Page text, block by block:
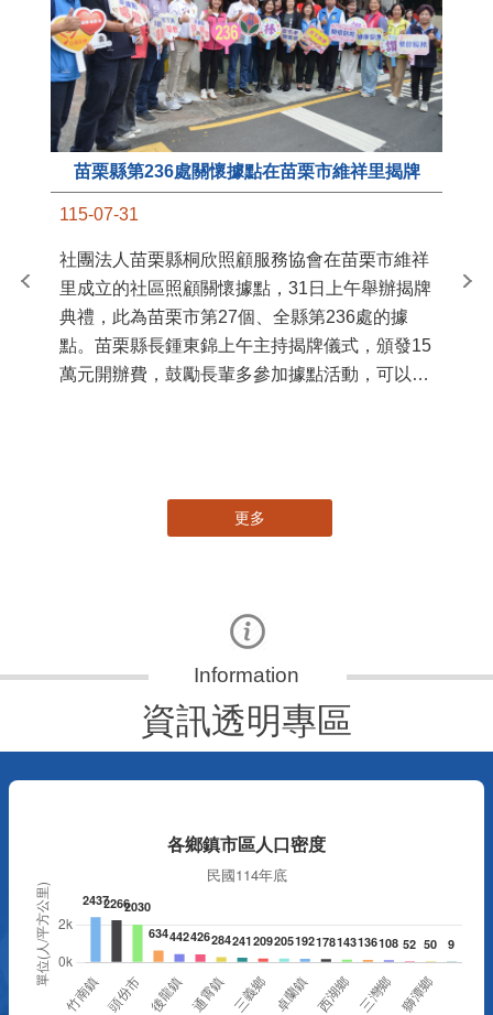
苗栗縣第236處關懷據點在苗栗市維祥里揭牌
115-07-31
社團法人苗栗縣桐欣照顧服務協會在苗栗市維祥
里成立的社區照顧關懷據點，31日上午舉辦揭牌
典禮，此為苗栗市第27個、全縣第236處的據
點。苗栗縣長鍾東錦上午主持揭牌儀式，頒發15
萬元開辦費，鼓勵長輩多參加據點活動，可以更
苗
更多
資訊透明專區